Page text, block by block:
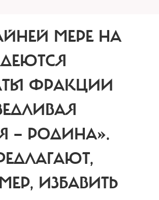
МЕРЕ НА
ФРАКЦИИ
— РОДИНА».
ИЗБАВИТЬ